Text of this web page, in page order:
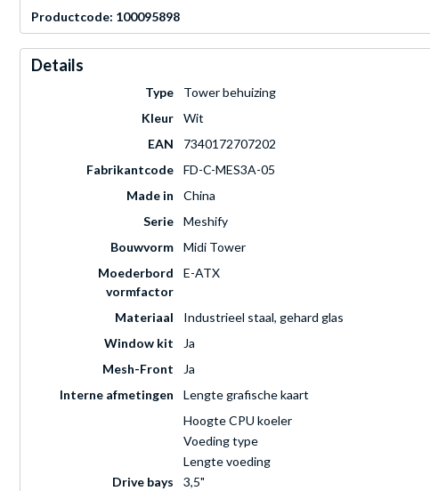
Productcode: 100095898
Details
Type
Tower behuizing
Kleur
Wit
EAN
7340172707202
Fabrikantcode
FD-C-MES3A-05
Made in
China
Serie
Meshify
Bouwvorm
Midi Tower
Moederbord
vormfactor
E-ATX
Materiaal
Industrieel staal, gehard glas
Window kit
Ja
Mesh-Front
Ja
Interne afmetingen
Lengte grafische kaart
Hoogte CPU koeler
Voeding type
Lengte voeding
Drive bays
3,5"